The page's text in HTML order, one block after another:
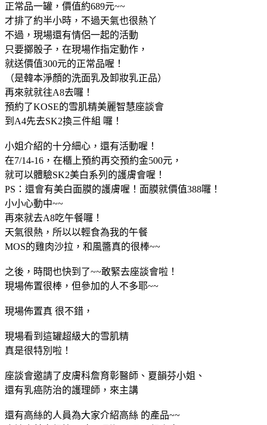
正常品一罐，價值約689元~~
才排了約半小時，不過天氣也很熱丫
不過，現場還有情侶一起的活動
只要擲骰子，在現場作指定動作，
就送價值300元的正常品喔！
（是韓本淨顏的洗面乳及卸妝乳正品）
再來就就往A8去囉！
預約了KOSE的雪肌精美麗智慧座談會
到A4先去SK2換三件組 囉！
小姐介紹的十分細心，還有活動喔！
在7/14-16，在櫃上預約再交預約金500元，
就可以體驗SK2美白系列的護膚會喔！
PS：還會有美白面膜的護膚喔！面膜就價值388囉！
小小心動中~~
再來就去A8吃午餐囉！
天氣很熱，所以以輕食為我的午餐
MOS的雞肉沙拉，和風醬真的很棒~~
之後，時間也快到了~~敢緊去座談會啦！
現場佈置很棒，但參加的人不多耶~~
現場佈置真 很不錯，
現場看到這罐超級大的雪肌精
真是很特別啦！
座談會邀請了皮膚科詹育彰醫師、夏韻芬小姐、
還有乳癌防治的護理師，來主講
還有高絲的人員為大家介紹高絲 的產品~~